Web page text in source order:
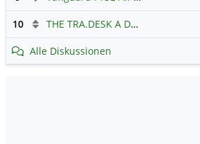
10 THE TRA.DESK A DL-,000001
Alle Diskussionen